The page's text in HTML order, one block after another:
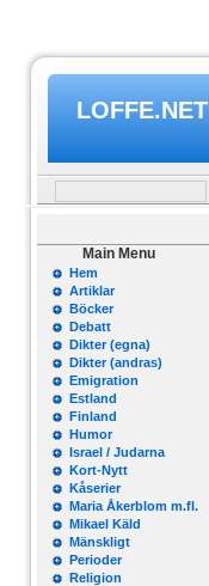
LOFFE.NET
Main Menu
Hem
Artiklar
Böcker
Debatt
Dikter (egna)
Dikter (andras)
Emigration
Estland
Finland
Humor
Israel / Judarna
Kort-Nytt
Kåserier
Maria Åkerblom m.fl.
Mikael Käld
Mänskligt
Perioder
Religion